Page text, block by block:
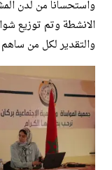
واستحسانا من لدن
الانشطة وتم توزيع
والتقدير لكل من ساهم